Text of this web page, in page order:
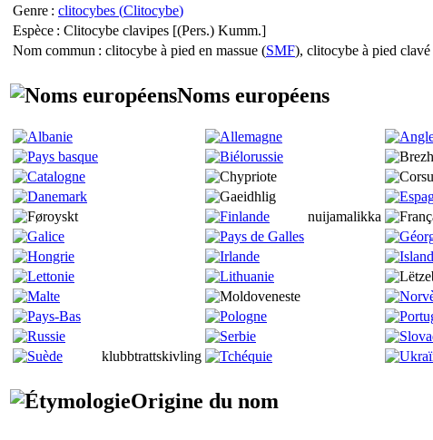
Genre : clitocybes (Clitocybe)
Espèce : Clitocybe clavipes [(Pers.) Kumm.]
Nom commun : clitocybe à pied en massue (SMF), clitocybe à pied clavé
Noms européens
nuijamalikka
klubbtrattskivling
Origine du nom